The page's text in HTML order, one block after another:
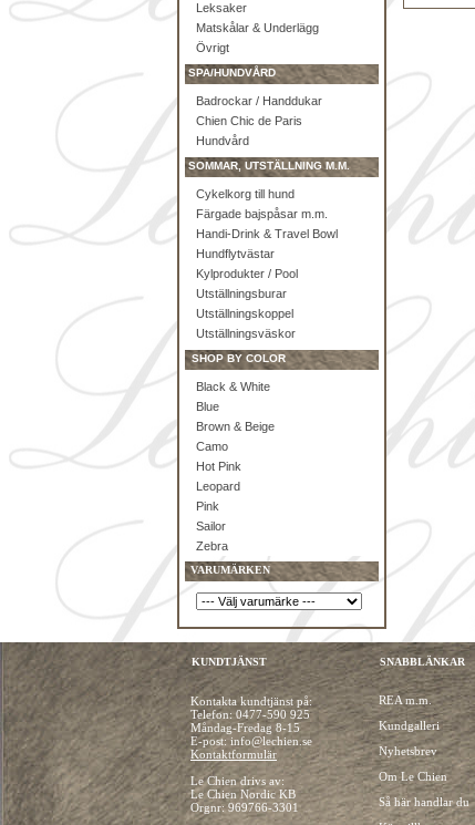
Leksaker
Matskålar & Underlägg
Övrigt
SPA/HUNDVÅRD
Badrockar / Handdukar
Chien Chic de Paris
Hundvård
SOMMAR, UTSTÄLLNING M.M.
Cykelkorg till hund
Färgade bajspåsar m.m.
Handi-Drink & Travel Bowl
Hundflytvästar
Kylprodukter / Pool
Utställningsburar
Utställningskoppel
Utställningsväskor
SHOP BY COLOR
Black & White
Blue
Brown & Beige
Camo
Hot Pink
Leopard
Pink
Sailor
Zebra
VARUMÄRKEN
KUNDTJÄNST
Kontakta kundtjänst på:
Telefon: 0477-590 925
Måndag-Fredag 8-15
E-post: info@lechien.se
Kontaktformulär
Le Chien drivs av:
Le Chien Nordic KB
Orgnr: 969766-3301
SNABBLÄNKAR
REA m.m.
Kundgalleri
Nyhetsbrev
Om Le Chien
Så här handlar du